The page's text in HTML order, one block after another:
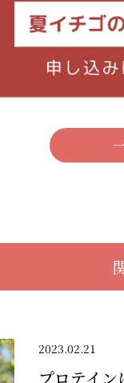
2023.02.21
プロテイン